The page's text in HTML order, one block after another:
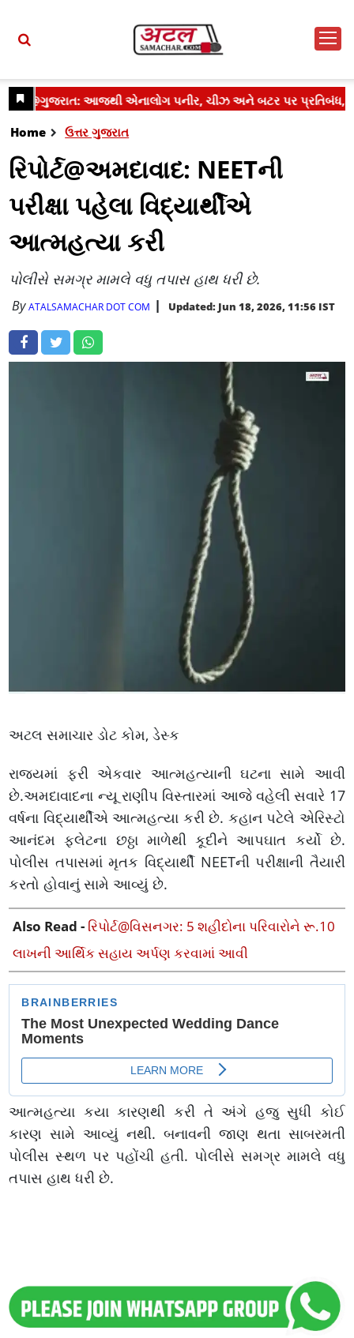
Home ઉત્તર ગુજરાત
રિપોર્ટ@અમદાવાદ: NEETની
પરીક્ષા પહેલા વિદ્યાર્થીએ
આત્મહત્યા કરી
પોલીસે સમગ્ર મામલે વધુ તપાસ હાથ ધરી છે.
ByATALSAMACHAR DOT COM Updated: Jun 18, 2026, 11:56 IST
અટલ સમાચાર ડોટ કોમ, ડેસ્ક
રાજ્યમાં ફરી એકવાર આત્મહત્યાની ઘટના સામે આવી
છે.અમદાવાદના ન્યૂ રાણીપ વિસ્તારમાં આજે વહેલી સવારે 17
વર્ષના વિદ્યાર્થીએ આત્મહત્યા કરી છે. કહાન પટેલે એરિસ્ટો
આનંદમ ફ્લેટના છઠ્ઠા માળેથી કૂદીને આપઘાત કર્યો છે.
પોલીસ તપાસમાં મૃતક વિદ્યાર્થી NEETની પરીક્ષાની તૈયારી
કરતો હોવાનું સામે આવ્યું છે.
Also Read - રિપોર્ટ@વિસનગર: 5 શહીદોના પરિવારોને રૂ.10
લાખની આર્થિક સહાય અર્પણ કરવામાં આવી
આત્મહત્યા કયા કારણથી કરી તે અંગે હજુ સુધી કોઈ
કારણ સામે આવ્યું નથી. બનાવની જાણ થતા સાબરમતી
પોલીસ સ્થળ પર પહોંચી હતી. પોલીસે સમગ્ર મામલે વધુ
તપાસ હાથ ધરી છે.